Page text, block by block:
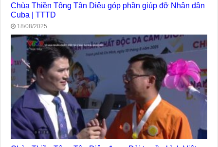
Chùa Thiền Tông Tân Diệu góp phần giúp đỡ Nhân dân
Cuba | TTTD
18/08/2025